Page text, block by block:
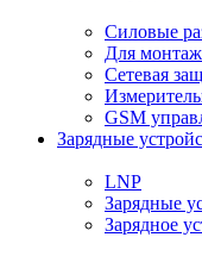
Силовые
Для
Сетевая
GSM
Зарядные
LNP
Зарядные
Зарядное